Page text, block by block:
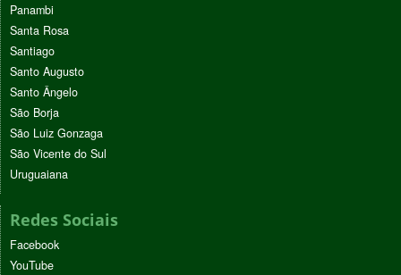
Panambi
Santa Rosa
Santiago
Santo Augusto
Santo Ângelo
São Borja
São Luiz Gonzaga
São Vicente do Sul
Uruguaiana
Redes Sociais
Facebook
YouTube